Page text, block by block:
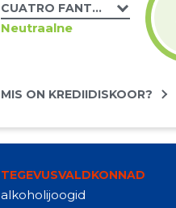
CUATRO FANTASTICOS OÜ
Neutraalne
MIS ON KREDIIDISKOOR?
TEGEVUSVALDKONNAD
alkoholijoogid